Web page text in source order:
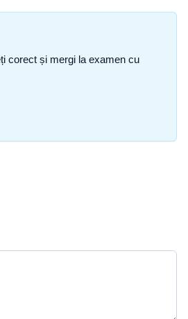
corect și mergi la examen cu